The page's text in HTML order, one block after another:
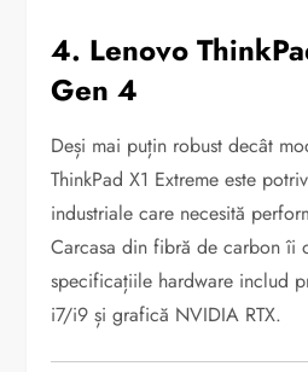
4. Lenovo
Gen 4
Deși mai puțin robust decât
ThinkPad X1 Extreme este
industriale care necesită
Carcasa din fibră de carbon îi
specificațiile hardware includ
i7/i9 și grafică NVIDIA RTX.